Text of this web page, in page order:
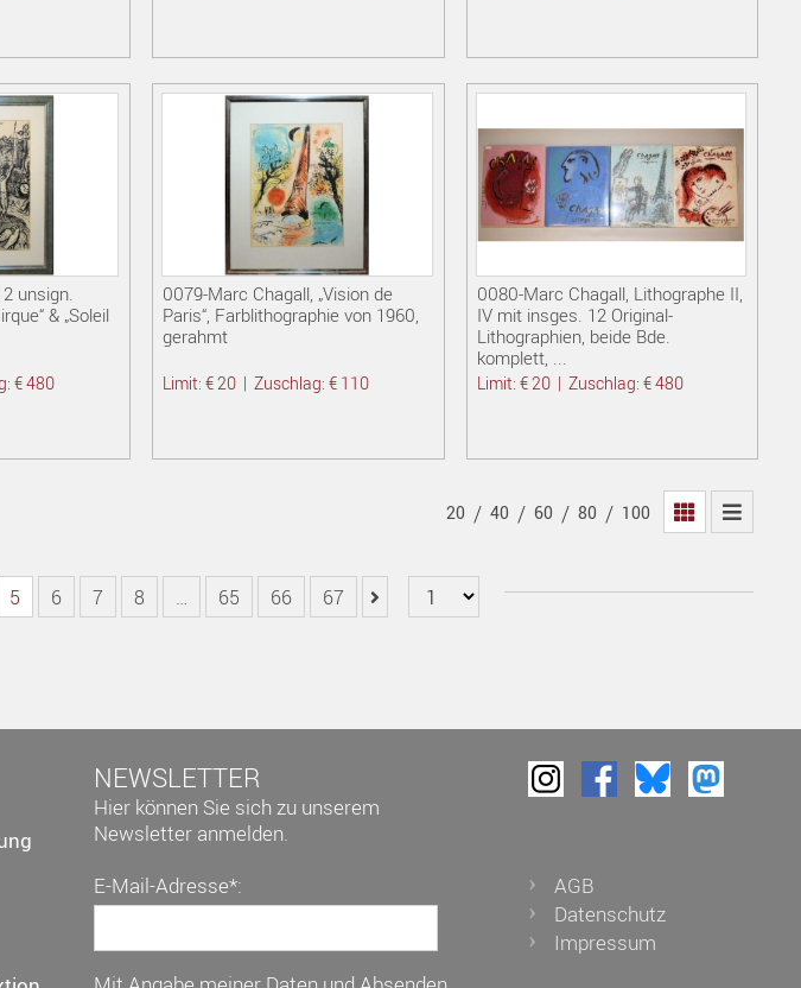
unsign.
& „Soleil
€ 480
0079-Marc Chagall, „Vision de
Paris“, Farblithographie von 1960,
gerahmt
Limit: € 20 |Zuschlag: € 110
0080-Marc Chagall, Lithographe II,
IV mit insges. 12 Original-
Lithographien, beide Bde.
komplett, ...
Limit: € 20 | Zuschlag: € 480
20 / 40 / 60 / 80 / 100
5 6 7 8 … 65 66 67
NEWSLETTER
Hier können Sie sich zu unserem
Newsletter anmelden.
E-Mail-Adresse*:
AGB
Datenschutz
Impressum